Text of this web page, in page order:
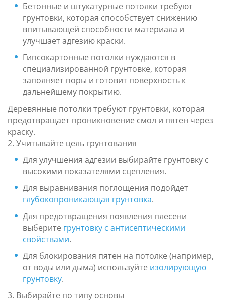
Бетонные и штукатурные потолки требуют
грунтовки, которая способствует снижению
впитывающей способности материала и
улучшает адгезию краски.
Гипсокартонные потолки нуждаются в
специализированной грунтовке, которая
заполняет поры и готовит поверхность к
дальнейшему покрытию.
Деревянные потолки требуют грунтовки, которая
предотвращает проникновение смол и пятен через
краску.
2. Учитывайте цель грунтования
Для улучшения адгезии выбирайте грунтовку с
высокими показателями сцепления.
Для выравнивания поглощения подойдет
глубокопроникающая грунтовка.
Для предотвращения появления плесени
выберите грунтовку с антисептическими
свойствами.
Для блокирования пятен на потолке (например,
от воды или дыма) используйте изолирующую
грунтовку.
3. Выбирайте по типу основы